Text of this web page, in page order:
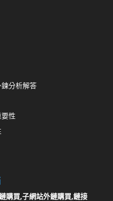
分析解答
性
購買,子網站外鏈購買,鏈接